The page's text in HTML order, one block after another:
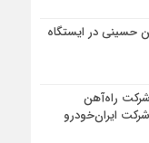
حسینی در ایستگاه
راه‌آهن
ایران‌خودرو